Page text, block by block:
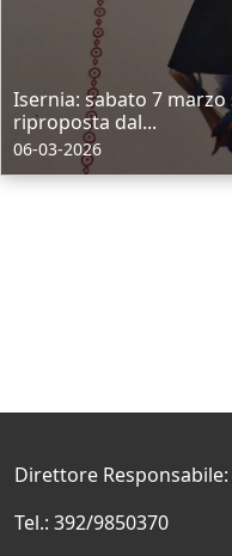
Isernia: sabato 7
riproposta dal...
06-03-2026
Direttore
Tel.: 392/9850370